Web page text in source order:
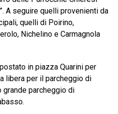
A seguire quelli provenienti da
quelli di Poirino,
Nichelino e Carmagnola
in piazza Quarini per
libera per il parcheggio di
grande parcheggio di